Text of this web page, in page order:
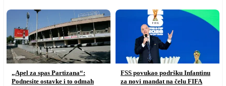
„Apel za spas Partizana“:
Podnesite ostavke i to odmah
FSS povukao podršku Infantinu
za novi mandat na čelu FIFA